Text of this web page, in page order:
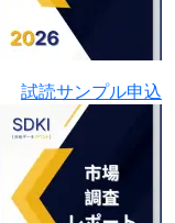
試読サンプル申込